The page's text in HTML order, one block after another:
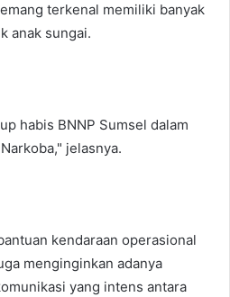
terkenal memiliki banyak
anak sungai.
habis BNNP Sumsel dalam
jelasnya.
kendaraan operasional
menginginkan adanya
yang intens antara